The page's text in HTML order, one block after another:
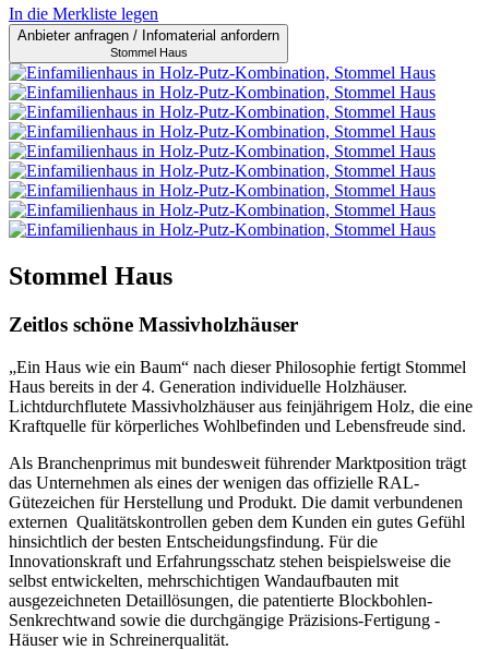
In die Merkliste legen
Anbieter anfragen / Infomaterial anfordern
Stommel Haus
Stommel Haus
Zeitlos schöne Massivholzhäuser
„Ein Haus wie ein Baum“ nach dieser Philosophie fertigt Stommel
Haus bereits in der 4. Generation individuelle Holzhäuser.
Lichtdurchflutete Massivholzhäuser aus feinjährigem Holz, die eine
Kraftquelle für körperliches Wohlbefinden und Lebensfreude sind.
Als Branchenprimus mit bundesweit führender Marktposition trägt
das Unternehmen als eines der wenigen das offizielle RAL-
Gütezeichen für Herstellung und Produkt. Die damit verbundenen
externen Qualitätskontrollen geben dem Kunden ein gutes Gefühl
hinsichtlich der besten Entscheidungsfindung. Für die
Innovationskraft und Erfahrungsschatz stehen beispielsweise die
selbst entwickelten, mehrschichtigen Wandaufbauten mit
ausgezeichneten Detaillösungen, die patentierte Blockbohlen-
Senkrechtwand sowie die durchgängige Präzisions-Fertigung -
Häuser wie in Schreinerqualität.